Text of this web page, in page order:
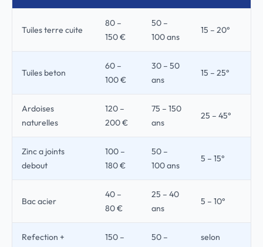
Tuiles terre cuite
80 –
150 €
50 –
100 ans
15 – 20°
Tuiles beton
60 –
100 €
30 – 50
ans
15 – 25°
Ardoises
naturelles
120 –
200 €
75 – 150
ans
25 – 45°
Zinc a joints
debout
100 –
180 €
50 –
100 ans
5 – 15°
Bac acier
40 –
80 €
25 – 40
ans
5 – 10°
Refection +
150 –
50 –
selon